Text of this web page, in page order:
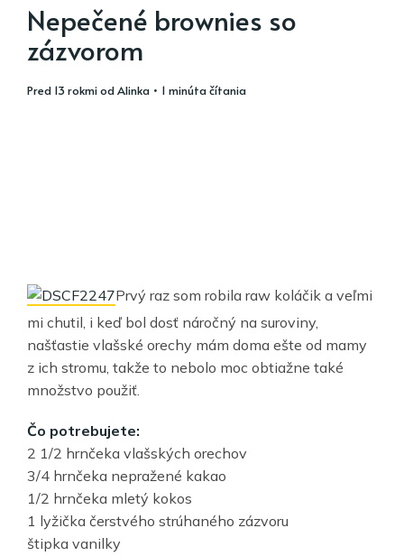
Nepečené brownies so
zázvorom
pred 13 rokmiodAlinka • 1 minúta čítania
Prvý raz som robila raw koláčik a veľmi
mi chutil, i keď bol dosť náročný na suroviny,
našťastie vlašské orechy mám doma ešte od mamy
z ich stromu, takže to nebolo moc obtiažne také
množstvo použiť.
Čo potrebujete:
2 1/2 hrnčeka vlašských orechov
3/4 hrnčeka nepražené kakao
1/2 hrnčeka mletý kokos
1 lyžička čerstvého strúhaného zázvoru
štipka vanilky